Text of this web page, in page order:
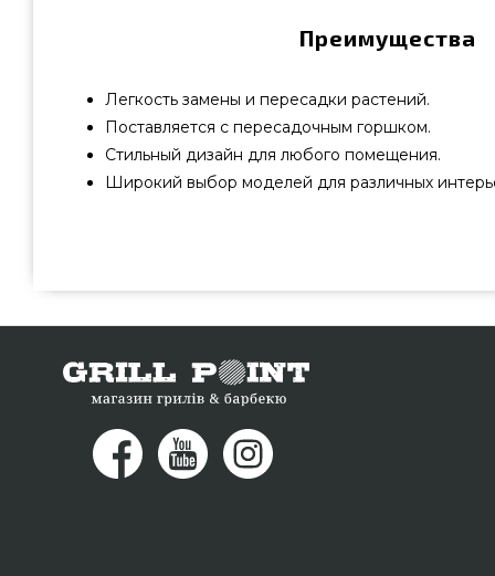
Преимущества
Легкость замены и пересадки растений.
Поставляется с пересадочным горшком.
Стильный дизайн для любого помещения.
Широкий выбор моделей для различных
магазине грилей и аксессуаров GrillPoint.
горшки для цветов в магазине grillpoint.com.ua
Харьков, Николаев, Каменец-Подольский